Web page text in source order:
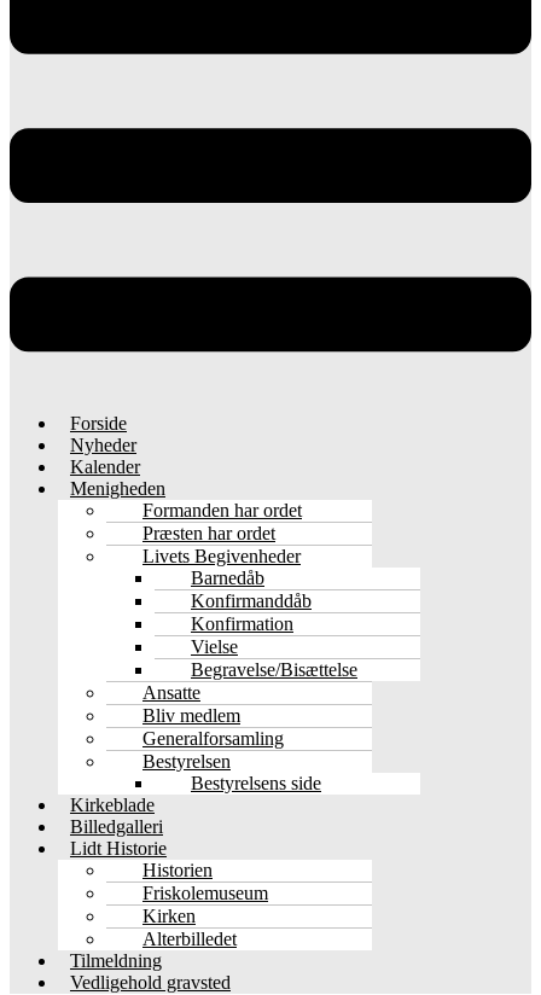
Forside
Nyheder
Kalender
Menigheden
Formanden har ordet
Præsten har ordet
Livets Begivenheder
Barnedåb
Konfirmanddåb
Konfirmation
Vielse
Begravelse/Bisættelse
Ansatte
Bliv medlem
Generalforsamling
Bestyrelsen
Bestyrelsens side
Kirkeblade
Billedgalleri
Lidt Historie
Historien
Friskolemuseum
Kirken
Alterbilledet
Tilmeldning
Vedligehold gravsted